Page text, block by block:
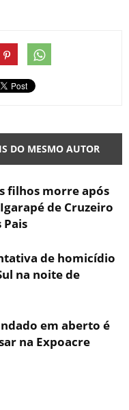
DO MESMO AUTOR
filhos morre após
de Cruzeiro
Pais
de homicídio
na noite de
em aberto é
na Expoacre